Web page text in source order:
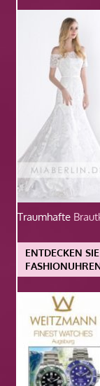
Traumhafte
ENTDECKEN